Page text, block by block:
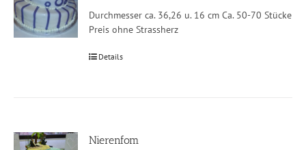
Durchmesser ca. 36,26 u. 16 cm Ca. 50-70 Stücke
Preis ohne Strassherz
Details
Nierenfom